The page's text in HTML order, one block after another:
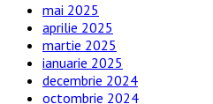
mai 2025
aprilie 2025
martie 2025
ianuarie 2025
decembrie 2024
octombrie 2024